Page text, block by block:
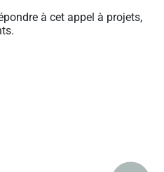
à cet appel à projets,